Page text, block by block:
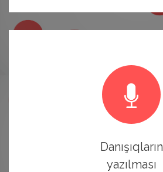
Danışıqların
yazılması